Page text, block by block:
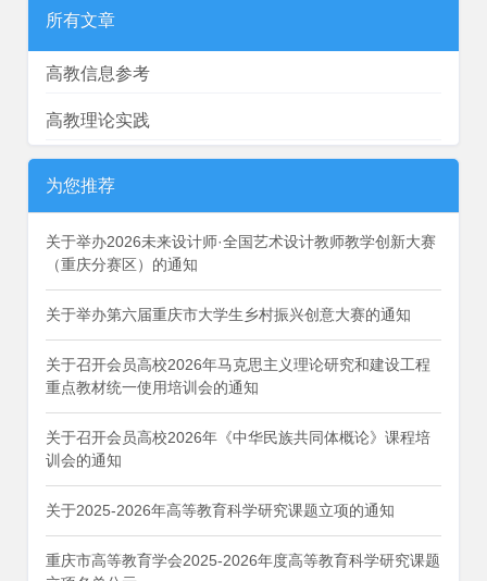
所有文章
高教信息参考
高教理论实践
为您推荐
关于举办2026未来设计师·全国艺术设计教师教学创新大赛
（重庆分赛区）的通知
关于举办第六届重庆市大学生乡村振兴创意大赛的通知
关于召开会员高校2026年马克思主义理论研究和建设工程
重点教材统一使用培训会的通知
关于召开会员高校2026年《中华民族共同体概论》课程培
训会的通知
关于2025-2026年高等教育科学研究课题立项的通知
重庆市高等教育学会2025-2026年度高等教育科学研究课题